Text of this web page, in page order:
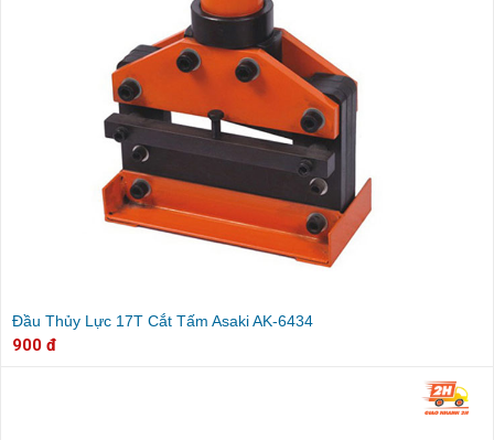
Đầu Thủy Lực 17T Cắt Tấm Asaki AK-6434
900 đ